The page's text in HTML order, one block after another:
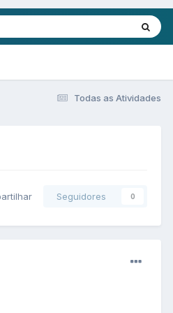
Todas as Atividades
Seguidores 0